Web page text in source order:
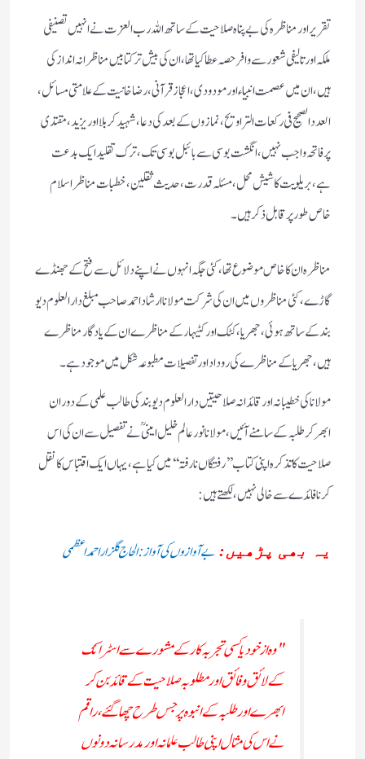
تقریر اور مناظرہ کی بے پناہ صلاحیت کے ساتھ اللہ رب العزت نے انہیں تصنیفی
ملکہ اور تالیفی شعور سے وافر حصہ عطا کیا تھا، ان کی بیش تر کتابیں مناظرانہ انداز کی
ہیں، ان میں عصمت انبیاء اور مودودی، اعجاز قرآنی، رضاخانیت کے علامتی مسائل،
العدد الصحیح فی رکعات التراویح، نماز وں کے بعد کی دعا، شہید کربلااور یزید ، مقتدی
پر فاتحہ واجب نہیں، انگشت بوسی سے بائبل بوسی تک ، ترک تقلید ایک بدعت
ہے، بریلویت کا شیش محل، مسئلہ قدرت، حدیث ثقلین، خطبات مناظر اسلام
خاص طور پر قابل ذکر ہیں۔
مناظرہ ان کا خاص موضوع تھا، کئی جگہ انہوں نے اپنے دلائل سے فتح کے جھنڈے
گاڑے، کئی مناظروں میں ان کی شرکت مولانا ارشاد احمد صاحب مبلغ دار العلوم دیو
بند کے ساتھ ہوئی، جھریا ، کٹک اور کٹیہار کے مناظرے ان کے یادگار مناظرے
ہیں، جھریا کے مناظرے کی روداد اور تفصیلات مطبوعہ شکل میں موجود ہے۔
مولانا کی خطیبانہ اور قائدانہ صلاحیتیں دار العلوم دیو بند کی طالب علمی کے دوران
ابھر کر طلبہ کے سامنے آئیں، مولانا نور عالم خلیل امینی ؒ نے تفصیل سے ان کی اس
صلاحیت کا تذکرہ اپنی کتاب ’’رفتگاں نا رفتہ‘‘ میں کیا ہے، یہاں ایک اقتباس کا نقل
کرنا فائدے سے خالی نہیں ، لکھتے ہیں:
یہ بھی پڑھیں: بے آوازوں کی آواز: الحاج گلزار احمد اعظمی
"وہ از خود یا کسی تجربہ کار کے مشورے سے اسٹرائک
کے لائق وفائق اور مطلوبہ صلاحیت کے قائد بن کر
ابھرے اور طلبہ کے انبوہ پر جس طرح چھا گئے، راقم
نے اس کی مثال اپنی طالب علمانہ اور مدرسانہ دونوں